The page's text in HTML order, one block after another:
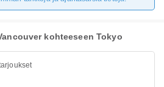
kohteeseen Tokyo